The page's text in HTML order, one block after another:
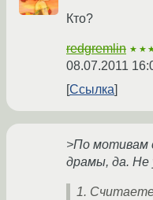
Кто?
redgremlin
08.07.2011
Ссылка
>По мотивам
драмы, да. Не
1.